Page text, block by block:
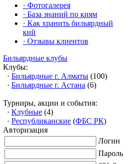
· Фотогалерея
· База знаний по киям
· Как хранить бильярдный
кий
· Отзывы клиентов
Бильярдные клубы
Клубы:
· Бильярдные г. Алматы (100)
· Бильярдные г. Астана (6)
Турниры, акции и события:
· Клубные (4)
· Республиканские (ФБС РК)
Авторизация
Логин
Пароль